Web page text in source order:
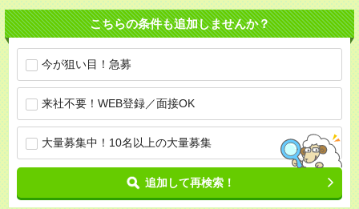
こちらの条件も追加しませんか？
今が狙い目！急募
来社不要！WEB登録／面接OK
大量募集中！10名以上の大量募集
追加して再検索！